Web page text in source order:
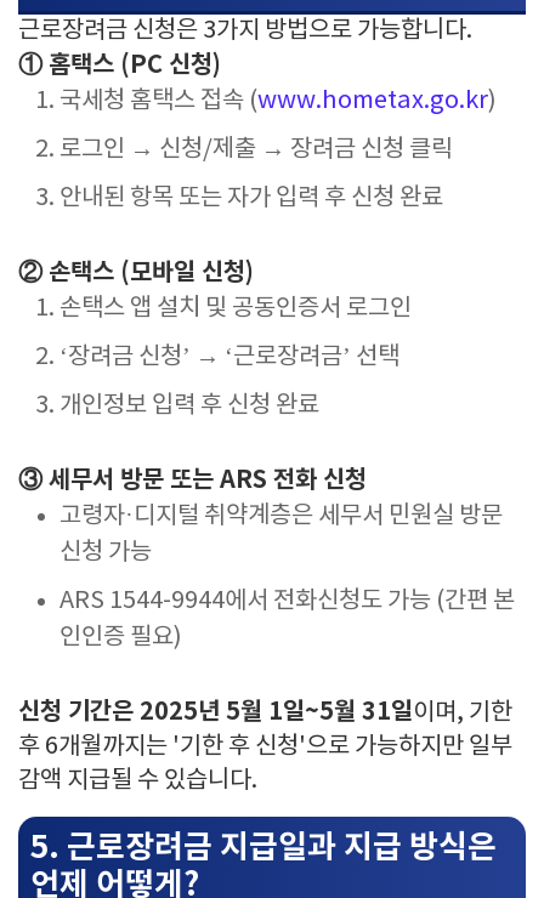
근로장려금 신청은 3가지 방법으로 가능합니다.
① 홈택스 (PC 신청)
국세청 홈택스 접속 (www.hometax.go.kr)
로그인 → 신청/제출 → 장려금 신청 클릭
안내된 항목 또는 자가 입력 후 신청 완료
② 손택스 (모바일 신청)
손택스 앱 설치 및 공동인증서 로그인
‘장려금 신청’ → ‘근로장려금’ 선택
개인정보 입력 후 신청 완료
③ 세무서 방문 또는 ARS 전화 신청
고령자·디지털 취약계층은 세무서 민원실 방문
신청 가능
ARS 1544-9944에서 전화신청도 가능 (간편 본
인인증 필요)
신청 기간은 2025년 5월 1일~5월 31일이며, 기한
후 6개월까지는 '기한 후 신청'으로 가능하지만 일부
감액 지급될 수 있습니다.
5. 근로장려금 지급일과 지급 방식은
언제 어떻게?